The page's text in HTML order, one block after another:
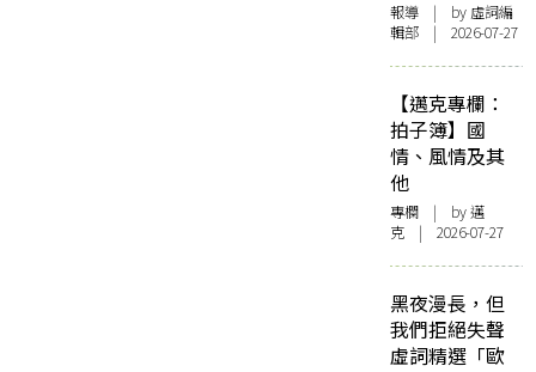
報導 | by 虛詞編
輯部 | 2026-07-27
【邁克專欄：
拍子簿】國
情、風情及其
他
專欄 | by邁
克 | 2026-07-27
黑夜漫長，但
我們拒絕失聲
虛詞精選「歐